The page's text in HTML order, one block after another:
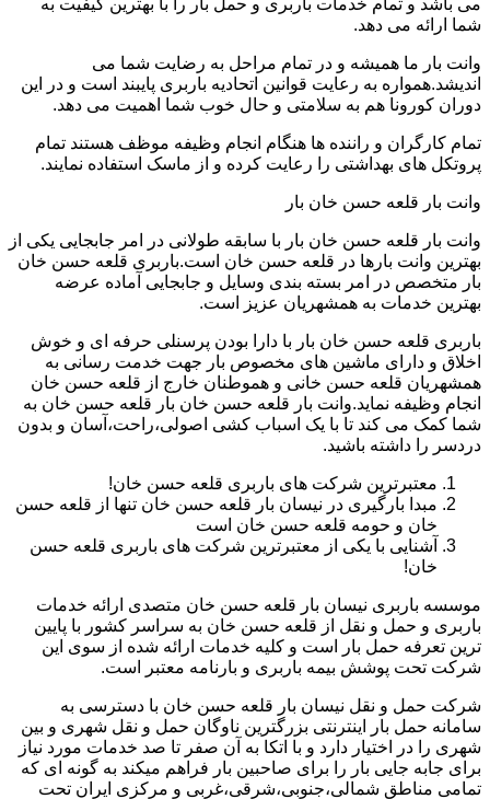
می باشد و تمام خدمات باربری و حمل بار را با بهترین کیفیت به
شما ارائه می دهد.
وانت بار ما همیشه و در تمام مراحل به رضایت شما می
اندیشد.همواره به رعایت قوانین اتحادیه باربری پایبند است و در این
دوران کورونا هم به سلامتی و حال خوب شما اهمیت می دهد.
تمام کارگران و راننده ها هنگام انجام وظیفه موظف هستند تمام
پروتکل های بهداشتی را رعایت کرده و از ماسک استفاده نمایند.
وانت بار قلعه حسن خان بار
وانت بار قلعه حسن خان بار با سابقه طولانی در امر جابجایی یکی از
بهترین وانت بارها در قلعه حسن خان است.باربری قلعه حسن خان
بار متخصص در امر بسته بندی وسایل و جابجایی آماده عرضه
بهترین خدمات به همشهریان عزیز است.
باربری قلعه حسن خان بار با دارا بودن پرسنلی حرفه ای و خوش
اخلاق و دارای ماشین های مخصوص بار جهت خدمت رسانی به
همشهریان قلعه حسن خانی و هموطنان خارج از قلعه حسن خان
انجام وظیفه نماید.وانت بار قلعه حسن خان بار قلعه حسن خان به
شما کمک می کند تا با یک اسباب کشی اصولی،راحت،آسان و بدون
دردسر را داشته باشید.
معتبرترین شرکت های باربری قلعه حسن خان!
مبدا بارگیری در نیسان بار قلعه حسن خان تنها از قلعه حسن
خان و حومه قلعه حسن خان است
آشنایی با یکی از معتبرترین شرکت های باربری قلعه حسن
خان!
موسسه باربری نیسان بار قلعه حسن خان متصدی ارائه خدمات
باربری و حمل و نقل از قلعه حسن خان به سراسر کشور با پایین
ترین تعرفه حمل بار است و کلیه خدمات ارائه شده از سوی این
شرکت تحت پوشش بیمه باربری و بارنامه معتبر است.
شرکت حمل و نقل نیسان بار قلعه حسن خان با دسترسی به
سامانه حمل بار اینترنتی بزرگترین ناوگان حمل و نقل شهری و بین
شهری را در اختیار دارد و با اتکا به آن صفر تا صد خدمات مورد نیاز
برای جابه جایی بار را برای صاحبین بار فراهم میکند به گونه ای که
تمامی مناطق شمالی،جنوبی،شرقی،غربی و مرکزی ایران تحت